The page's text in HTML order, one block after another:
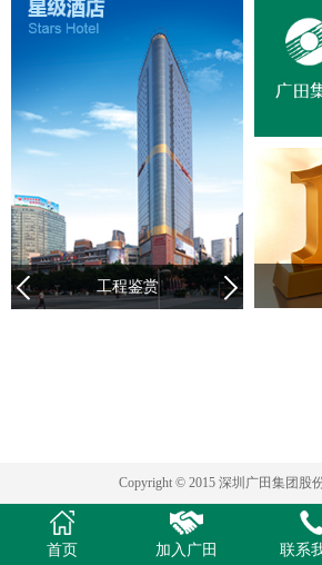
工程鉴赏
Copyright © 2015 深圳广田集团股
首页 加入广田 联系